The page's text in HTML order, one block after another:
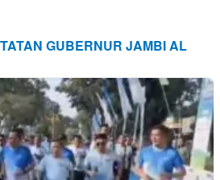
GUBERNUR JAMBI AL